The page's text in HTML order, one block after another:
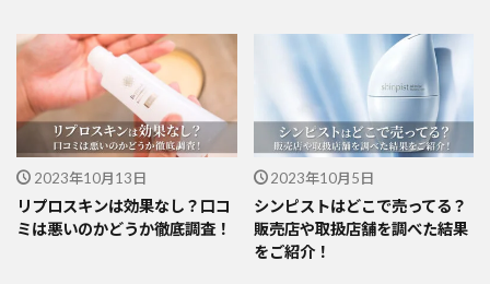
2023年10月13日
リプロスキンは効果なし？口コ
ミは悪いのかどうか徹底調査！
2023年10月5日
シンピストはどこで売ってる？
販売店や取扱店舗を調べた結果
をご紹介！